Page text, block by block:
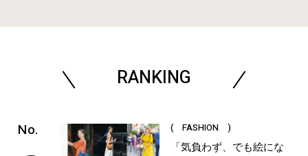
RANKING
( FASHION )
「気負わず、でも絵にな